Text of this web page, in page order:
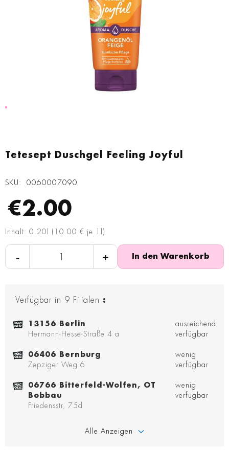
Tetesept Duschgel Feeling Joyful
SKU 0060007090
€2.00
Inhalt: 0.20l (10.00 € je 1l)
- + In den Warenkorb
Verfügbar in 9 Filialen :
13156 Berlin
Hermann-Hesse-Straße 4 a
ausreichend
verfügbar
06406 Bernburg
Zepziger Weg 6
wenig
verfügbar
06766 Bitterfeld-Wolfen, OT
Bobbau
Friedensstr, 75d
wenig
verfügbar
Alle Anzeigen
Anfang
springen